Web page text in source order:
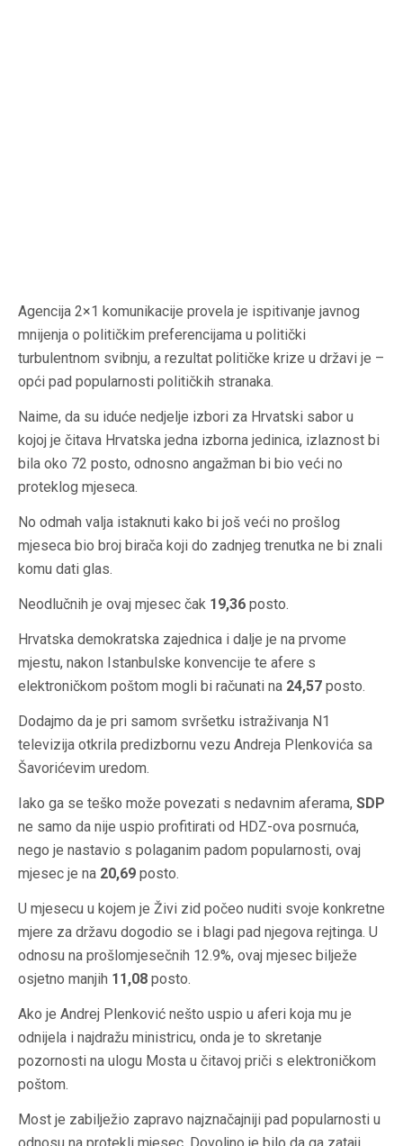
Agencija 2×1 komunikacije provela je ispitivanje javnog
mnijenja o političkim preferencijama u politički
turbulentnom svibnju, a rezultat političke krize u državi je –
opći pad popularnosti političkih stranaka.
Naime, da su iduće nedjelje izbori za Hrvatski sabor u
kojoj je čitava Hrvatska jedna izborna jedinica, izlaznost bi
bila oko 72 posto, odnosno angažman bi bio veći no
proteklog mjeseca.
No odmah valja istaknuti kako bi još veći no prošlog
mjeseca bio broj birača koji do zadnjeg trenutka ne bi znali
komu dati glas.
Neodlučnih je ovaj mjesec čak 19,36 posto.
Hrvatska demokratska zajednica i dalje je na prvome
mjestu, nakon Istanbulske konvencije te afere s
elektroničkom poštom mogli bi računati na 24,57 posto.
Dodajmo da je pri samom svršetku istraživanja N1
televizija otkrila predizbornu vezu Andreja Plenkovića sa
Šavorićevim uredom.
Iako ga se teško može povezati s nedavnim aferama, SDP
ne samo da nije uspio profitirati od HDZ-ova posrnuća,
nego je nastavio s polaganim padom popularnosti, ovaj
mjesec je na 20,69 posto.
U mjesecu u kojem je Živi zid počeo nuditi svoje konkretne
mjere za državu dogodio se i blagi pad njegova rejtinga. U
odnosu na prošlomjesečnih 12.9%, ovaj mjesec bilježe
osjetno manjih 11,08 posto.
Ako je Andrej Plenković nešto uspio u aferi koja mu je
odnijela i najdražu ministricu, onda je to skretanje
pozornosti na ulogu Mosta u čitavoj priči s elektroničkom
poštom.
Most je zabilježio zapravo najznačajniji pad popularnosti u